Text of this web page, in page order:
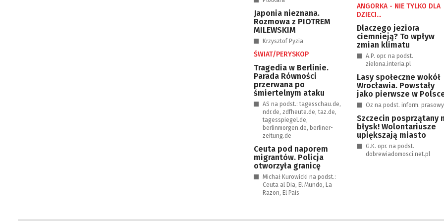
Japonia nieznana.
Rozmowa z PIOTREM
MILEWSKIM
Krzysztof Pyzia
ŚWIAT/PERYSKOP
Tragedia w Berlinie.
Parada Równości
przerwana po
śmiertelnym ataku
AS na podst.: tagesschau.de,
ndr.de, zdfheute.de, taz.de,
tagesspiegel.de,
berlinmorgen.de, berliner-
zeitung.de
Ceuta pod naporem
migrantów. Policja
otworzyła granicę
Michał Kurowicki na podst.:
Ceuta al Dia, El Mundo, La
Razon, El Pais
ANGORKA - NIE TYLKO DLA
DZIECI...
Dlaczego jeziora
ciemnieją? To wpływ
zmian klimatu
A.P. opr. na podst.
zielona.interia.pl
Lasy społeczne wokół
Wrocławia. Powstały
jako pierwsze w
Oz na podst. inform.
Szczecin posprzątany
błysk! Wolontariusze
upiększają miasto
G.K. opr. na podst.
dobrewiadomosci.net.pl